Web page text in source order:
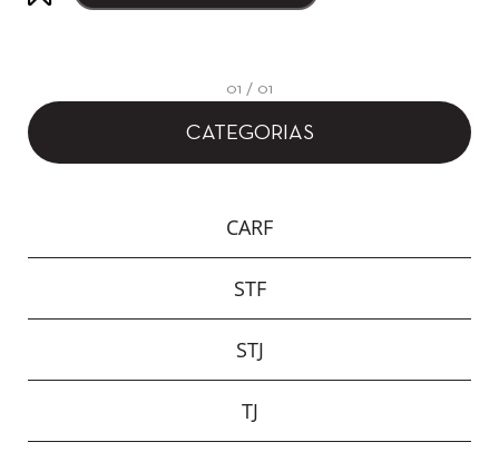
01 / 01
CATEGORIAS
CARF
STF
STJ
TJ